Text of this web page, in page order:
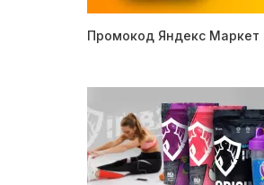
Промокод Яндекс Маркет